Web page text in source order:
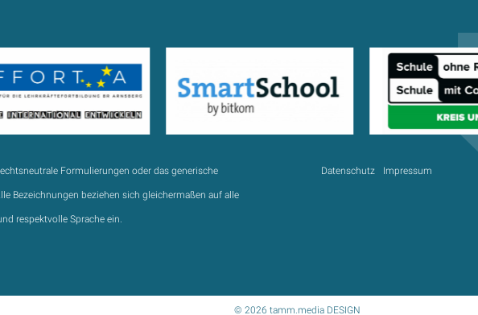
Formulierungen oder das generische
Bezeichnungen beziehen sich gleichermaßen auf alle
respektvolle Sprache ein.
Datenschutz Impressum
© 2026 tamm.media DESIGN